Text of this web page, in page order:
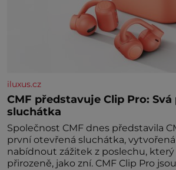
iluxus.cz
CMF představuje Clip Pro:
sluchátka
Společnost CMF dnes představila
první otevřená sluchátka,
nabídnout zážitek z poslechu,
přirozeně, jako zní. CMF Clip Pro